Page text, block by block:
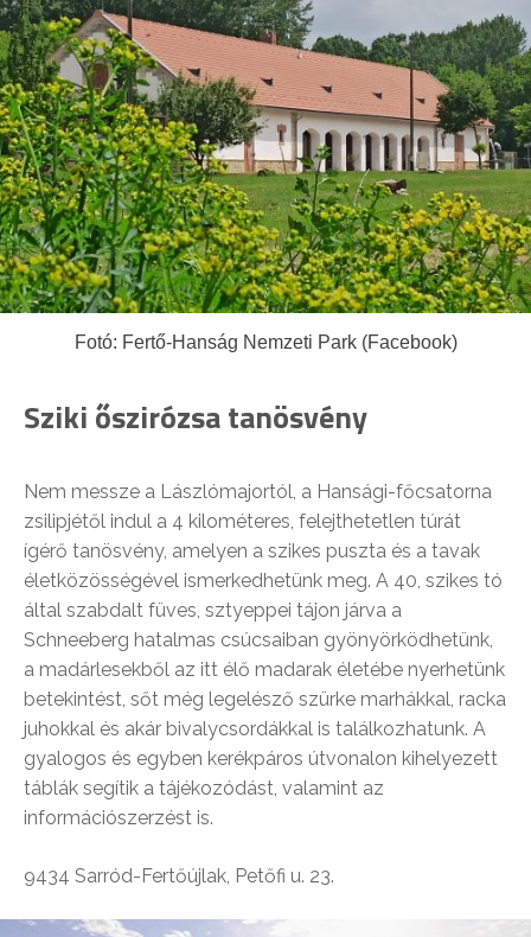
Fotó: Fertő-Hanság Nemzeti Park (Facebook)
Sziki őszirózsa tanösvény
Nem messze a Lászlómajortól, a Hansági-főcsatorna
zsilipjétől indul a 4 kilométeres, felejthetetlen túrát
ígérő tanösvény, amelyen a szikes puszta és a tavak
életközösségével ismerkedhetünk meg. A 40, szikes tó
által szabdalt füves, sztyeppei tájon járva a
Schneeberg hatalmas csúcsaiban gyönyörködhetünk,
a madárlesekből az itt élő madarak életébe nyerhetünk
betekintést, sőt még legelésző szürke marhákkal, racka
juhokkal és akár bivalycsordákkal is találkozhatunk. A
gyalogos és egyben kerékpáros útvonalon kihelyezett
táblák segítik a tájékozódást, valamint az
információszerzést is.
9434 Sarród-Fertőújlak, Petőfi u. 23.